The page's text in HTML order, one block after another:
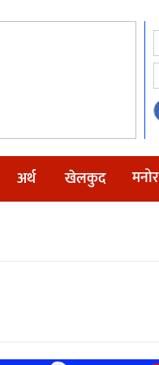
अर्थ खेलकुद